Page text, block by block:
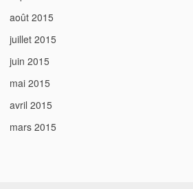
août 2015
juillet 2015
juin 2015
mai 2015
avril 2015
mars 2015